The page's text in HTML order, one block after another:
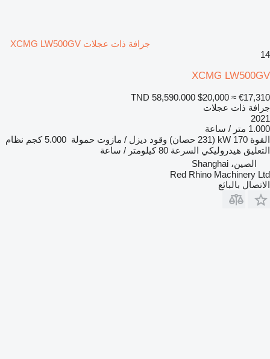
جرافة ذات عجلات XCMG LW500GV
14
XCMG LW500GV
TND 58,590.000 $20,000 ≈ €17,310
جرافة ذات عجلات
2021
1.000 متر / ساعة
القوة 170 kW (231 حصان) وقود ديزل / مازوت حمولة 5.000 كجم
نظام
التعليق هيدروليكي السرعة 80 كيلومتر / ساعة
الصين، Shanghai
Red Rhino Machinery Ltd
الاتصال بالبائع